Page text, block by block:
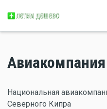
Национальная
Северного Кипра